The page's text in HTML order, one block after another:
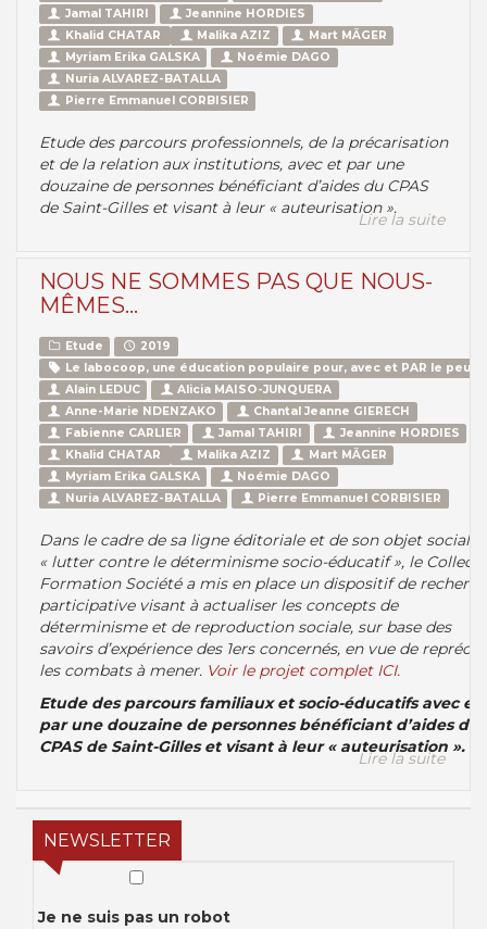
Jamal TAHIRI
Jeannine HORDIES
Khalid CHATAR
Malika AZIZ
Mart MÄGER
Myriam Erika GALSKA
Noémie DAGO
Nuria ALVAREZ-BATALLA
Pierre Emmanuel CORBISIER
Etude des parcours professionnels, de la précarisation
et de la relation aux institutions, avec et par une
douzaine de personnes bénéficiant d’aides du CPAS
de Saint-Gilles et visant à leur « auteurisation ».
Lire la suite
NOUS NE SOMMES PAS QUE NOUS-
MÊMES…
Etude
2019
Le labocoop, une éducation populaire pour, avec et PAR le
Alain LEDUC
Alicia MAISO-JUNQUERA
Anne-Marie NDENZAKO
Chantal Jeanne GIERECH
Fabienne CARLIER
Jamal TAHIRI
Jeannine HORDIES
Khalid CHATAR
Malika AZIZ
Mart MÄGER
Myriam Erika GALSKA
Noémie DAGO
Nuria ALVAREZ-BATALLA
Pierre Emmanuel CORBISIER
Dans le cadre de sa ligne éditoriale et de son objet social
« lutter contre le déterminisme socio-éducatif », le
Formation Société a mis en place un dispositif de
participative visant à actualiser les concepts de
déterminisme et de reproduction sociale, sur base des
savoirs d’expérience des 1ers concernés, en vue de
les combats à mener. Voir le projet complet ICI.
Etude des parcours familiaux et socio-éducatifs avec et
par une douzaine de personnes bénéficiant d’aides du
CPAS de Saint-Gilles et visant à leur « auteurisation ».
Lire la suite
NEWSLETTER
Je ne suis pas un robot